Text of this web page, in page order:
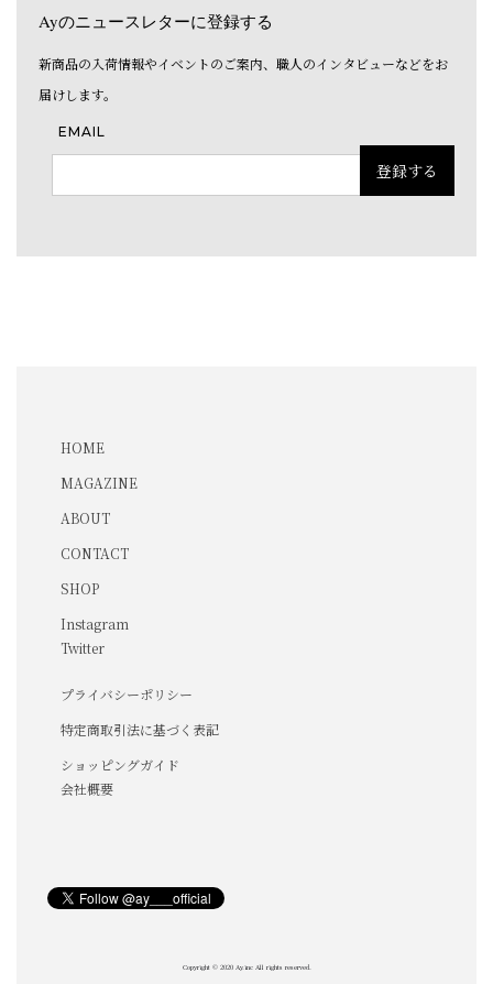
Ayのニュースレターに登録する
新商品の入荷情報やイベントのご案内、職人のインタビューなどをお
届けします。
EMAIL
HOME
MAGAZINE
ABOUT
CONTACT
SHOP
Instagram
Twitter
プライバシーポリシー
特定商取引法に基づく表記
ショッピングガイド
会社概要
Copyright © 2020 Ay.inc All rights reserved.